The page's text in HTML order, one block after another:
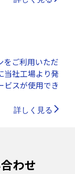
をご利用いただ
当社工場より発
ビスが使用でき
詳しく見る
わせ